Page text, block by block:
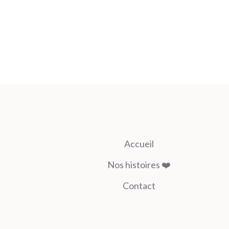
Accueil
Nos histoires ❤️
Contact